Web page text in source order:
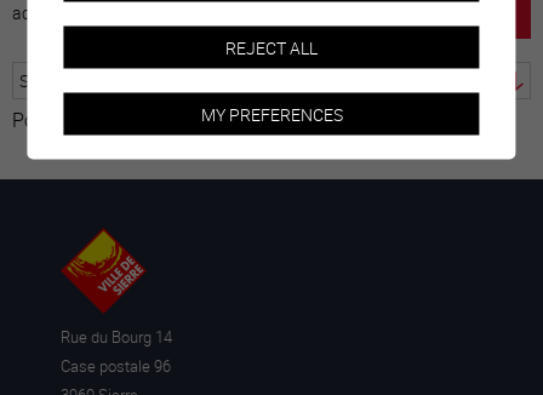
accueil
Powered by Translate
Rue du Bourg 14
Case postale 96
REJECT ALL
MY PREFERENCES